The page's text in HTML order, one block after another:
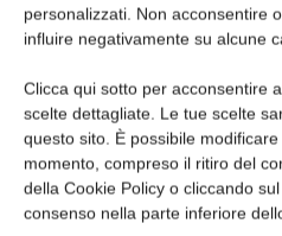
personalizzati. Non acconsentire
influire negativamente su alcune
Clicca qui sotto per acconsentire
scelte dettagliate. Le tue scelte
questo sito. È possibile
momento, compreso il ritiro del
della Cookie Policy o cliccando
consenso nella parte inferiore
Messaggio